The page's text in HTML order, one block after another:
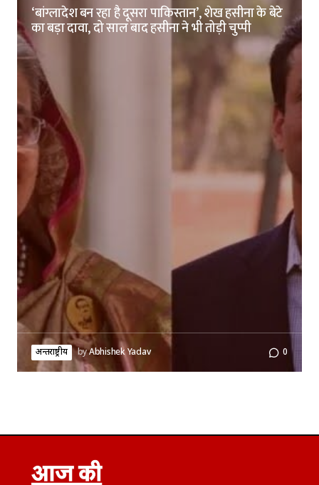
‘बांग्लादेश बन रहा है दूसरा पाकिस्तान’, शेख हसीना के बेटे
का बड़ा दावा, दो साल बाद हसीना ने भी तोड़ी चुप्पी
अन्तर्राष्ट्रीय byAbhishek Yadav 0